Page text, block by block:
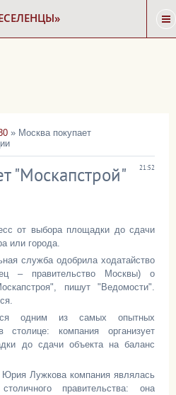
СНОСА
» Москва покупает
21:52
"Москапстрой"
от выбора площадки до сдачи
или города.
служба одобрила ходатайство
– правительство Москвы) о
пишут "Ведомости".
одним из самых опытных
столице: компания организует
до сдачи объекта на баланс
Лужкова компания являлась
правительства: она